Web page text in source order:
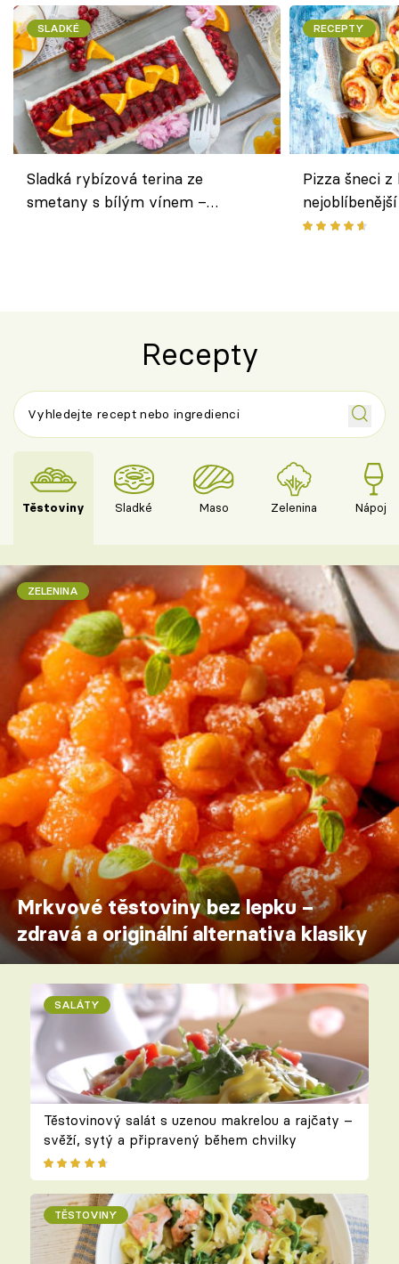
SLADKÉ
Sladká rybízová terina ze
smetany s bílým vínem –
RECEPTY
Pizza šneci
Recepty
Těstoviny Sladké Maso Zelenina Nápoje
ZELENINA
Mrkvové těstoviny bez lepku –
zdravá a originální alternativa klasiky
SALÁTY
Těstovinový salát s uzenou makrelou a rajčaty –
svěží, sytý a připravený během chvilky
TĚSTOVINY